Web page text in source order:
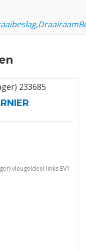
vleugeldeel links EV1